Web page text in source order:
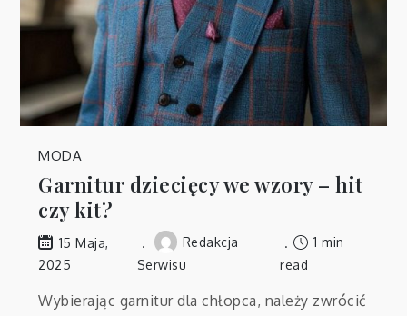
MODA
Garnitur dziecięcy we wzory – hit
czy kit?
15 Maja,
2025
Redakcja
Serwisu
1 min
read
Wybierając garnitur dla chłopca, należy zwrócić